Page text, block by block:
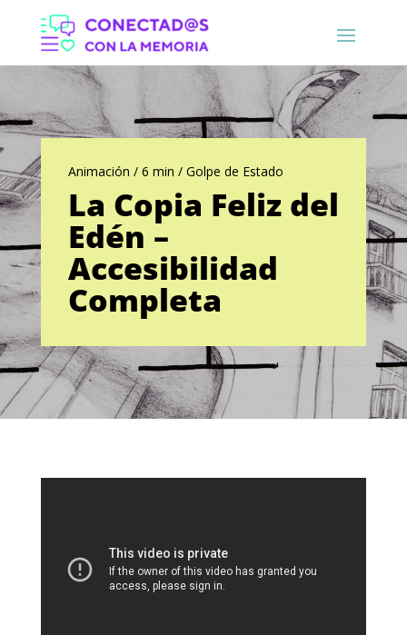
Animación / 6 min / Golpe de Estado
La Copia Feliz del
Edén –
Accesibilidad
Completa